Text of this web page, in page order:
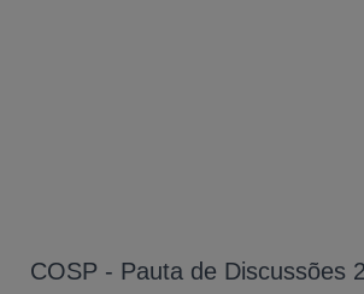
COSP - Pauta de Discussões